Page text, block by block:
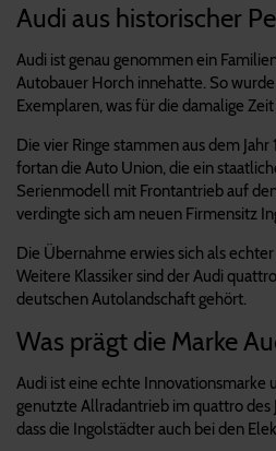
Audi aus historischer
Audi ist genau genommen ein
Autobauer Horch innehatte. So
Exemplaren, was für die damalige
Die vier Ringe stammen aus dem
fortan die Auto Union, die ein
Serienmodell mit Frontantrieb auf
verdingte sich am neuen Firmensitz
Die Übernahme erwies sich als
Weitere Klassiker sind der Audi
deutschen Autolandschaft gehört.
Was prägt die Marke
Audi ist eine echte Innovationsmarke
genutzte Allradantrieb im quattro des
dass die Ingolstädter auch bei den